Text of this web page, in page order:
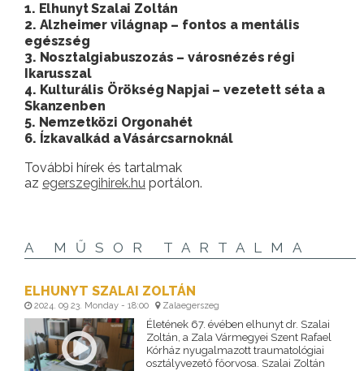
1. Elhunyt Szalai Zoltán
2. Alzheimer világnap – fontos a mentális
egészség
3. Nosztalgiabuszozás – városnézés régi
Ikarusszal
4. Kulturális Örökség Napjai – vezetett séta a
Skanzenben
5. Nemzetközi Orgonahét
6. Ízkavalkád a Vásárcsarnoknál
További hírek és tartalmak
az egerszegihirek.hu portálon.
A MŰSOR TARTALMA
ELHUNYT SZALAI ZOLTÁN
2024. 09 23. Monday - 18:00 Zalaegerszeg
Életének 67. évében elhunyt dr. Szalai
Zoltán, a Zala Vármegyei Szent Rafael
Kórház nyugalmazott traumatológiai
osztályvezető főorvosa. Szalai Zoltán